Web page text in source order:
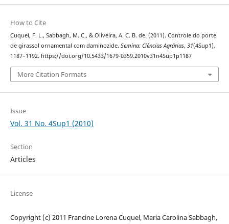
How to Cite
Cuquel, F. L., Sabbagh, M. C., & Oliveira, A. C. B. de. (2011). Controle do porte
de girassol ornamental com daminozide. Semina: Ciências Agrárias, 31(4Sup1),
1187–1192. https://doi.org/10.5433/1679-0359.2010v31n4Sup1p1187
More Citation Formats
Issue
Vol. 31 No. 4Sup1 (2010)
Section
Articles
License
Copyright (c) 2011 Francine Lorena Cuquel, Maria Carolina Sabbagh,